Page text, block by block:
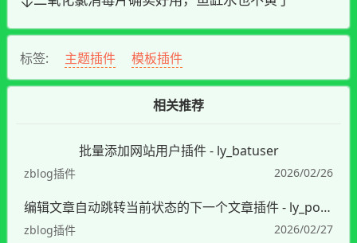
标签: 主题插件 模板插件
相关推荐
批量添加网站用户插件 - ly_batuser
zblog插件 2026/02/26
编辑文章自动跳转当前状态的下一个文章插件 - ly_postedit
zblog插件 2026/02/27